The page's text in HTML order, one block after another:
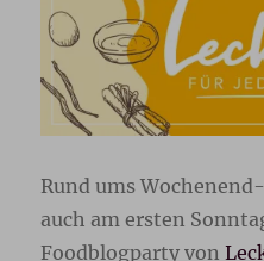
Rund ums
auch am ersten
Foodblogparty von